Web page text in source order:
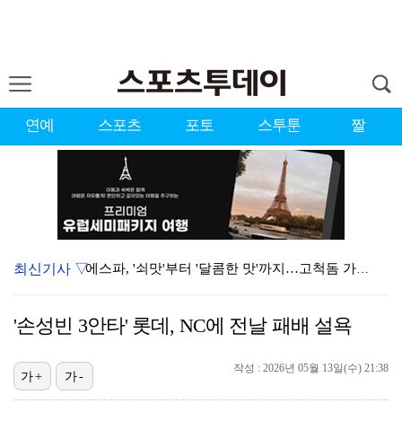
연예 스포츠 포토 스투툰 짤
에스파, '쇠맛'부터 '달콤한 맛'까지…고척돔 가득 채…
에스파 고척돔 공연에 반가운 얼굴…아이들 미연·트와이스…
'리그 2연패 정조준' 아스널, 뉴캐슬서 기마랑이스 영…
최신기사 ▽
'손성빈 3안타' 롯데, NC에 전날 패배 설욕
작성 : 2026년 05월 13일(수) 21:38
가+ 가-